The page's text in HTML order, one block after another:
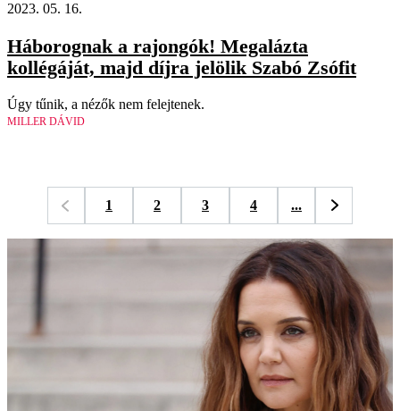
2023. 05. 16.
Háborognak a rajongók! Megalázta
kollégáját, majd díjra jelölik Szabó Zsófit
Úgy tűnik, a nézők nem felejtenek.
MILLER DÁVID
1 2 3 4 ...